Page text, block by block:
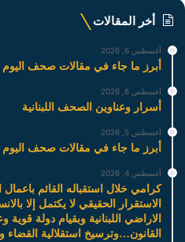
أخر المقالات
أغسطس 6, 2026
أبرز ما جاء في مقالات صحف اليوم
أغسطس 6, 2026
أسرار وعناوين الصحف اللبنانية
أغسطس 5, 2026
أبرز ما جاء في مقالات صحف اليوم
أغسطس 4, 2026
كرامي خلال استقباله القائم
الاستقرار الحقيقي لا يكتمل إلا
الاراضي اللبنانية وبقيام دولة
القانون…وترسيخ استقلالية